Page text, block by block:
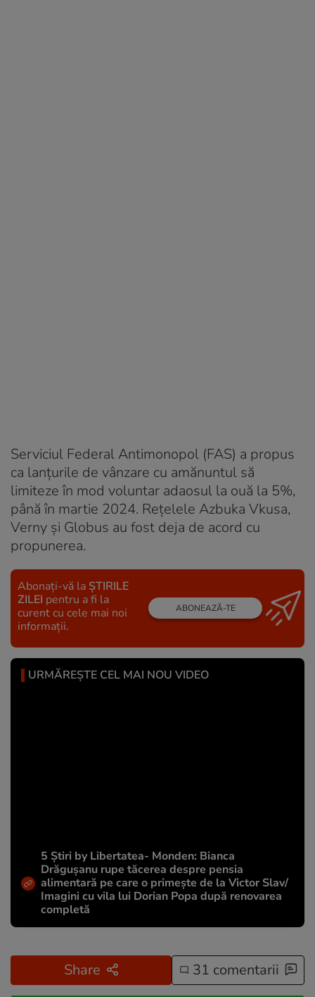
Serviciul Federal Antimonopol (FAS) a propus
ca lanțurile de vânzare cu amănuntul să
limiteze în mod voluntar adaosul la ouă la 5%,
până în martie 2024. Rețelele Azbuka Vkusa,
Verny și Globus au fost deja de acord cu
propunerea.
Abonați-vă la ȘTIRILE
ZILEI pentru a fi la
curent cu cele mai noi
informații.
ABONEAZĂ-TE
URMĂREȘTE CEL MAI NOU VIDEO
5 Știri by Libertatea- Monden: Bianca
Drăgușanu rupe tăcerea despre pensia
alimentară pe care o primește de la Victor Slav/
Imagini cu vila lui Dorian Popa după renovarea
completă
Share 31 comentarii